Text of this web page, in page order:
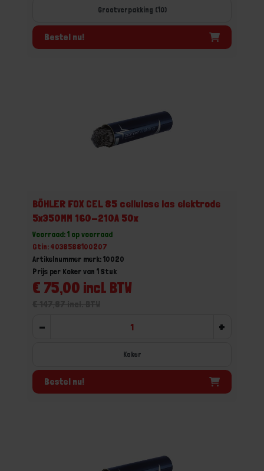
Grootverpakking (10)
Bestel nu!
BÖHLER FOX CEL 85 cellulose las elektrode
5x350MM 160-210A 50x
Voorraad: 1 op voorraad
Gtin: 4038588100207
Artikelnummer merk: 10020
€ 75,00 incl. BTW
Prijs per Koker van 1 Stuk
- +
Koker
Bestel nu!